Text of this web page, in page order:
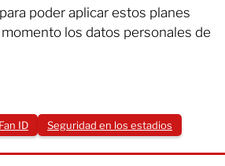
poder aplicar estos planes
los datos personales de
Fan ID Seguridad en los estadios